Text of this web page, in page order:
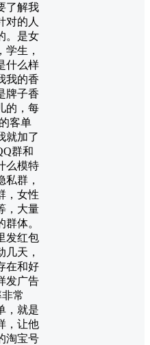
了解我
对的人
。是女
学生，
什么样
我的香
牌子香
的，每
客单
就加了
群和
么模特
私群，
，女性
，大量
群体。
发红包
几天，
在和好
发广告
常
，就是
，让他
淘宝号